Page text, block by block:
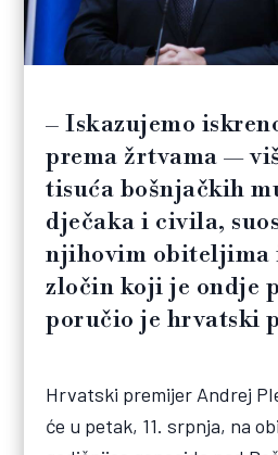
– Iskazujemo
prema žrtvama —
tisuća bošnjačkih
dječaka i civila,
njihovim obiteljima
zločin koji je ondje
poručio je hrvatski
Hrvatski premijer Andrej
će u petak, 11. srpnja, na